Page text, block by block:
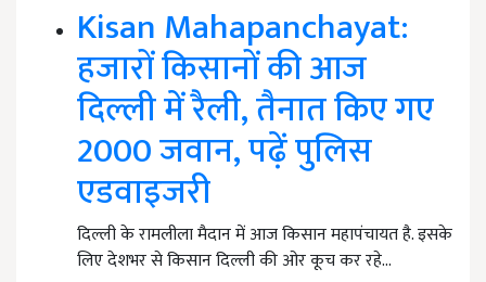
Kisan Mahapanchayat:
हजारों किसानों की आज
दिल्ली में रैली, तैनात किए गए
2000 जवान, पढ़ें पुलिस
एडवाइजरी
दिल्ली के रामलीला मैदान में आज किसान महापंचायत है. इसके
लिए देशभर से किसान दिल्ली की ओर कूच कर रहे…